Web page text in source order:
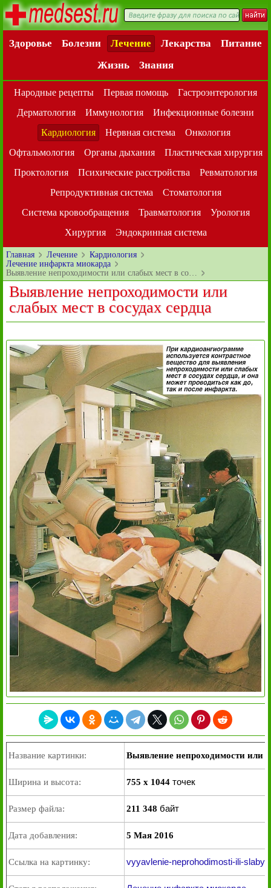
Здоровье Болезни Лечение Лекарства
Питание
Жизнь
Знания
Народные рецепты Первая помощь
Гастроэнтерология
Дерматология
Иммунология
Инфекционные болезни
Кардиология
Нервная система
Онкология
Офтальмология
Органы дыхания
Пластическая хирургия
Проктология
Психические расстройства
Ревматология
Репродуктивная система
Стоматология
Система кровообращения
Травматология
Урология
Хирургия
Эндокринная система
Главная Лечение
Кардиология
Лечение инфаркта миокарда
Выявление непроходимости или слабых мест в со…
Выявление непроходимости или
слабых мест в сосудах сердца
Название картинки: Выявление непроходимости или
Ширина и высота: 755 x 1044 точек
Размер файла: 211 348 байт
Дата добавления: 5 Мая 2016
Ссылка на картинку: vyyavlenie-neprohodimosti-ili-